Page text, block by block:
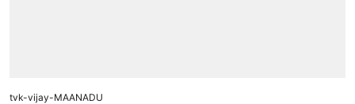
tvk-vijay-MAANADU